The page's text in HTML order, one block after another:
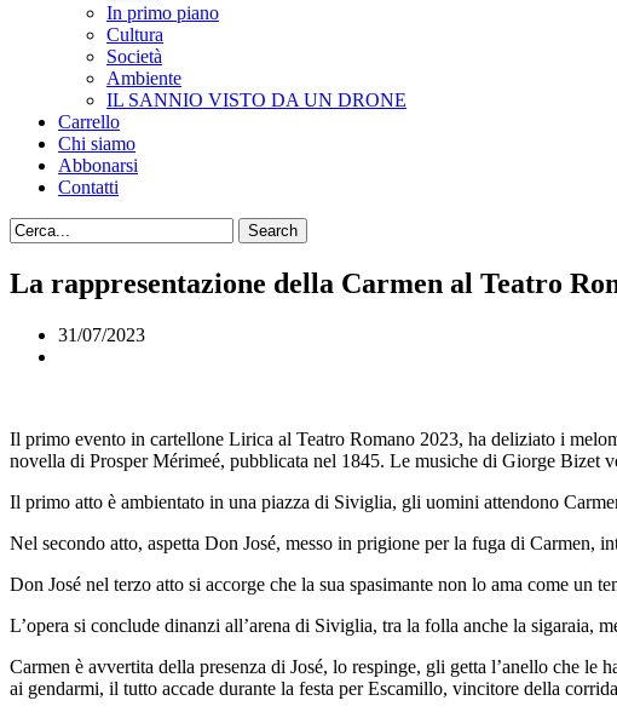
In primo piano
Cultura
Società
Ambiente
IL SANNIO VISTO DA UN DRONE
Carrello
Chi siamo
Abbonarsi
Contatti
La rappresentazione della Carmen al Teatro
31/07/2023
Il primo evento in cartellone Lirica al Teatro Romano 2023, ha deliziato i
novella di Prosper Mérimeé, pubblicata nel 1845. Le musiche di Giorge Bizet
Il primo atto è ambientato in una piazza di Siviglia, gli uomini attendono
Nel secondo atto, aspetta Don José, messo in prigione per la fuga di Carmen,
Don José nel terzo atto si accorge che la sua spasimante non lo ama come
L’opera si conclude dinanzi all’arena di Siviglia, tra la folla anche la sigaraia,
Carmen è avvertita della presenza di José, lo respinge, gli getta l’anello che le
ai gendarmi, il tutto accade durante la festa per Escamillo, vincitore della